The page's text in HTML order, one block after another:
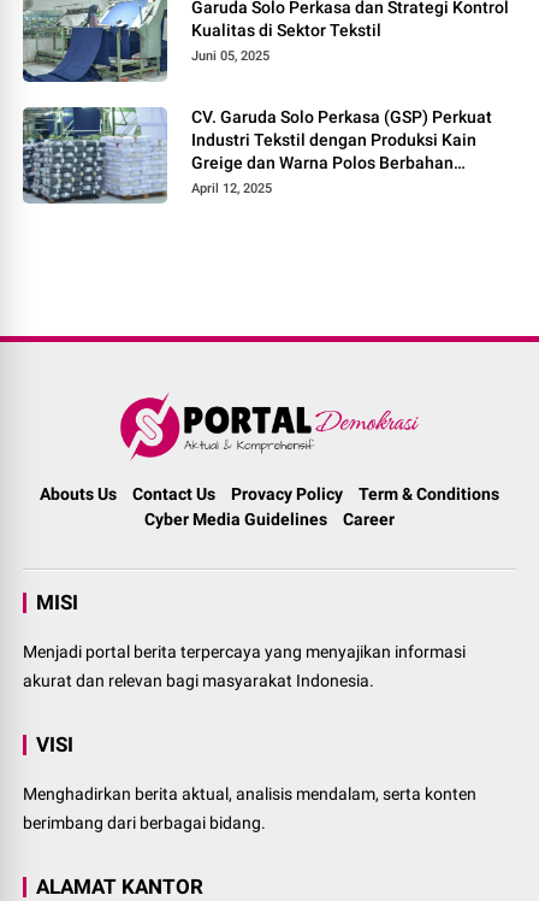
Garuda Solo Perkasa dan Strategi Kontrol
Kualitas di Sektor Tekstil
Juni 05, 2025
CV. Garuda Solo Perkasa (GSP) Perkuat
Industri Tekstil dengan Produksi Kain
Greige dan Warna Polos Berbahan
Tetoron Rayon
April 12, 2025
Abouts Us Contact Us Provacy Policy
Term & Conditions
Cyber Media Guidelines
Career
MISI
Menjadi portal berita terpercaya yang menyajikan informasi
akurat dan relevan bagi masyarakat Indonesia.
VISI
Menghadirkan berita aktual, analisis mendalam, serta konten
berimbang dari berbagai bidang.
ALAMAT KANTOR